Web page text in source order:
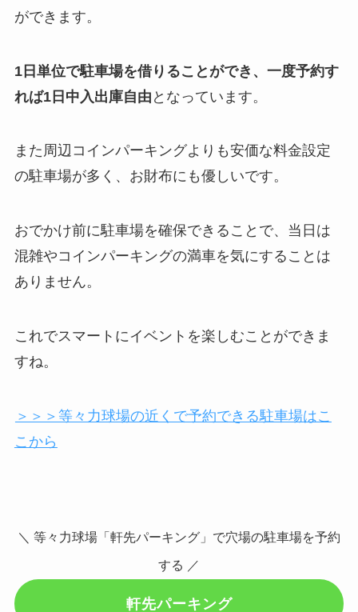
ができます。
1日単位で駐車場を借りることができ、一度予約す
れば1日中入出庫自由 となっています。
また周辺コインパーキングよりも安価な料金設定
の駐車場が多く、お財布にも優しいです。
おでかけ前に駐車場を確保できることで、当日は
混雑やコインパーキングの満車を気にすることは
ありません。
これでスマートにイベントを楽しむことができま
すね。
＞＞＞等々力球場の近くで予約できる駐車場はこ
こから
＼ 等々力球場「軒先パーキング」で穴場の駐車場を予約
する ／
軒先パーキング